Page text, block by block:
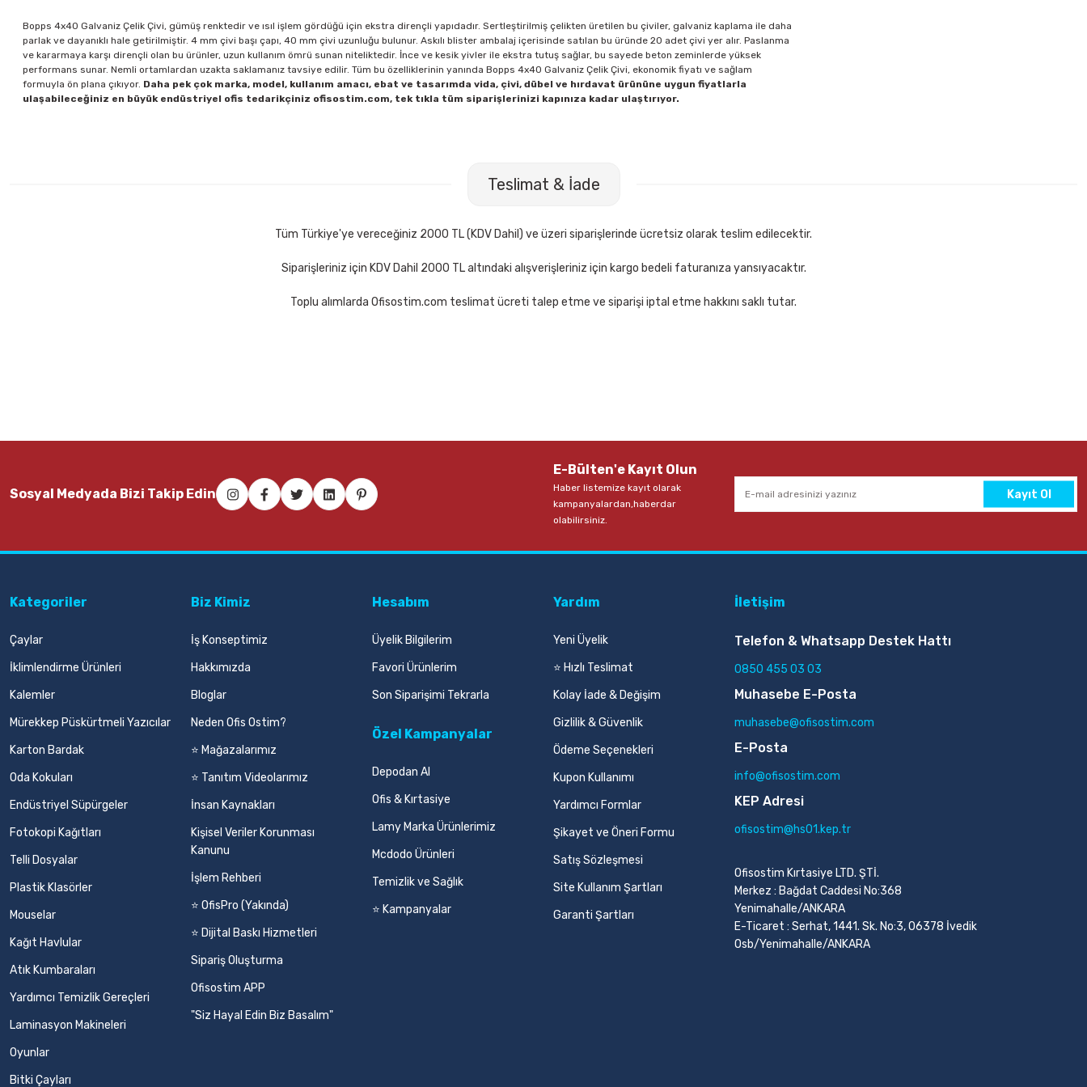
Bopps 4x40 Galvaniz Çelik Çivi, gümüş renktedir ve ısıl işlem gördüğü için ekstra dirençli yapıdadır. Sertleştirilmiş çelikten üretilen bu çiviler, galvaniz kaplama ile daha
parlak ve dayanıklı hale getirilmiştir. 4 mm çivi başı çapı, 40 mm çivi uzunluğu bulunur. Askılı blister ambalaj içerisinde satılan bu üründe 20 adet çivi yer alır. Paslanma
ve kararmaya karşı dirençli olan bu ürünler, uzun kullanım ömrü sunan niteliktedir. İnce ve kesik yivler ile ekstra tutuş sağlar, bu sayede beton zeminlerde yüksek
performans sunar. Nemli ortamlardan uzakta saklamanız tavsiye edilir. Tüm bu özelliklerinin yanında Bopps 4x40 Galvaniz Çelik Çivi, ekonomik fiyatı ve sağlam
formuyla ön plana çıkıyor. Daha pek çok marka, model, kullanım amacı, ebat ve tasarımda vida, çivi, dübel ve hırdavat ürününe uygun fiyatlarla
ulaşabileceğiniz en büyük endüstriyel ofis tedarikçiniz ofisostim.com, tek tıkla tüm siparişlerinizi kapınıza kadar ulaştırıyor.
Teslimat & İade
Tüm Türkiye'ye vereceğiniz 2000 TL (KDV Dahil) ve üzeri siparişlerinde ücretsiz olarak teslim edilecektir.
Siparişleriniz için KDV Dahil 2000 TL altındaki alışverişleriniz için kargo bedeli faturanıza yansıyacaktır.
Toplu alımlarda Ofisostim.com teslimat ücreti talep etme ve siparişi iptal etme hakkını saklı tutar.
Sosyal Medyada Bizi Takip Edin
E-Bülten'e Kayıt Olun
Haber listemize kayıt olarak
kampanyalardan,haberdar
olabilirsiniz.
Kayıt Ol
Kategoriler
Çaylar
İklimlendirme Ürünleri
Kalemler
Mürekkep Püskürtmeli Yazıcılar
Karton Bardak
Oda Kokuları
Endüstriyel Süpürgeler
Fotokopi Kağıtları
Telli Dosyalar
Plastik Klasörler
Mouselar
Kağıt Havlular
Atık Kumbaraları
Yardımcı Temizlik Gereçleri
Laminasyon Makineleri
Oyunlar
Bitki Çayları
Biz Kimiz
İş Konseptimiz
Hakkımızda
Bloglar
Neden Ofis Ostim?
⭐ Mağazalarımız
⭐ Tanıtım Videolarımız
İnsan Kaynakları
Kişisel Veriler Korunması
Kanunu
İşlem Rehberi
⭐ OfisPro (Yakında)
⭐ Dijital Baskı Hizmetleri
Sipariş Oluşturma
Ofisostim APP
"Siz Hayal Edin Biz Basalım"
Hesabım
Üyelik Bilgilerim
Favori Ürünlerim
Son Siparişimi Tekrarla
Özel Kampanyalar
Depodan Al
Ofis & Kırtasiye
Lamy Marka Ürünlerimiz
Mcdodo Ürünleri
Temizlik ve Sağlık
⭐ Kampanyalar
Yardım
Yeni Üyelik
⭐ Hızlı Teslimat
Kolay İade & Değişim
Gizlilik & Güvenlik
Ödeme Seçenekleri
Kupon Kullanımı
Yardımcı Formlar
Şikayet ve Öneri Formu
Satış Sözleşmesi
Site Kullanım Şartları
Garanti Şartları
İletişim
Telefon & Whatsapp Destek Hattı
0850 455 03 03
Muhasebe E-Posta
muhasebe@ofisostim.com
E-Posta
info@ofisostim.com
KEP Adresi
ofisostim@hs01.kep.tr
Ofisostim Kırtasiye LTD. ŞTİ.
Merkez : Bağdat Caddesi No:368
Yenimahalle/ANKARA
E-Ticaret : Serhat, 1441. Sk. No:3, 06378 İvedik
Osb/Yenimahalle/ANKARA